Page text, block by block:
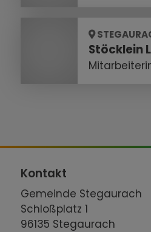
Stöcklein
Kontakt
Gemeinde Stegaurach
Schloßplatz 1
96135 Stegaurach